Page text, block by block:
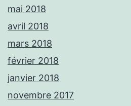
mai 2018
avril 2018
mars 2018
février 2018
janvier 2018
novembre 2017